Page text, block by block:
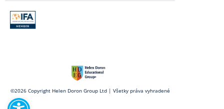
Open toolbar
©2026 Copyright Helen Doron Group Ltd | Všetky práva vyhradené